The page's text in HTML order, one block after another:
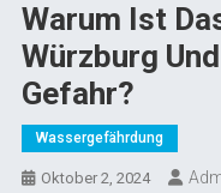
Warum Ist
Würzburg
Gefahr?
Wassergefährdung
Oktober 2, 2024